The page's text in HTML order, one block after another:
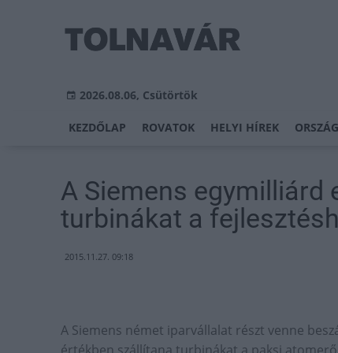
2026.08.06, Csütörtök
KEZDŐLAP ROVATOK HELYI HÍREK
A Siemens egymilliárd
turbinákat a
2015.11.27. 09:18
A Siemens német iparvállalat részt venne